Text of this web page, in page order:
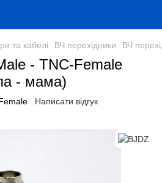
та кабелі ВЧ перехідники ВЧ
- TNC-Female
- мама)
Написати відгук